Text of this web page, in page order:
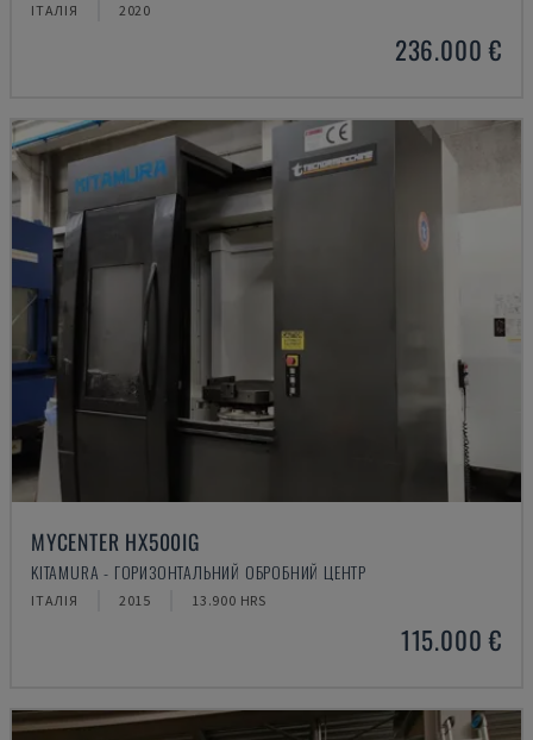
ІТАЛІЯ 2020
236.000 €
MYCENTER HX500IG
KITAMURA - ГОРИЗОНТАЛЬНИЙ ОБРОБНИЙ ЦЕНТР
ІТАЛІЯ 2015 13.900 HRS
115.000 €